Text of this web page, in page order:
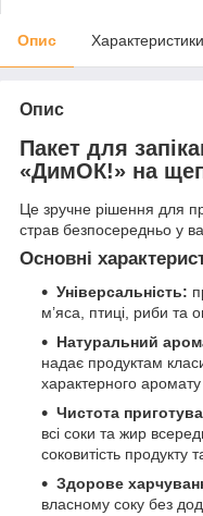
Опис Характеристики
Опис
Пакет для
«ДимОК!» на
Це зручне рішення для
страв безпосередньо у
Основні
Універсальність:
м’яса, птиці, риби та
Натуральний
надає продуктам
характерного
Чистота
всі соки та жир
соковитість продукту
Здорове
власному соку без